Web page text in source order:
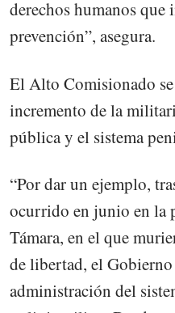
derechos humanos que
prevención”, asegura.
El Alto Comisionado
incremento de la
pública y el sistema
“Por dar un ejemplo,
ocurrido en junio en la
Támara, en el que
de libertad, el
administración del